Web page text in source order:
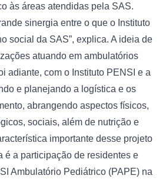
às áreas atendidas pela SAS.
sinergia entre o que o Instituto
social da SAS”, explica. A ideia de
atuando em ambulatórios
adiante, com o Instituto PENSI e a
e planejando a logística e os
abrangendo aspectos físicos,
sociais, além de nutrição e
importante desse projeto
é a participação de residentes e
Ambulatório Pediátrico (PAPE) na